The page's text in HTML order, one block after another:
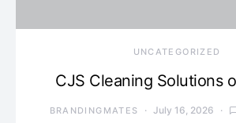
UNCATEGORIZED
CJS Cleaning Solutions
BRANDINGMATES July 16, 2026